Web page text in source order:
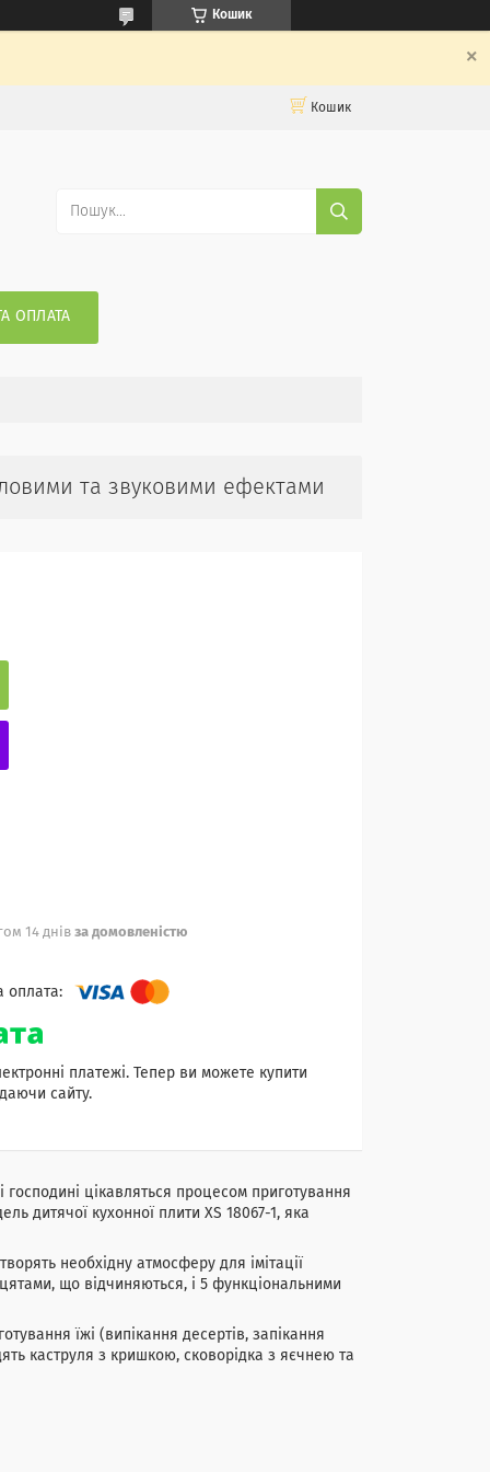
Кошик
Кошик
ОПЛАТА
та звуковими ефектами
14 днів за домовленістю
платежі. Тепер ви можете купити
сайту.
цікавляться процесом приготування
дитячої кухонної плити XS 18067-1, яка
необхідну атмосферу для імітації
що відчиняються, і 5 функціональними
їжі (випікання десертів, запікання
каструля з кришкою, сковорідка з яєчнею та